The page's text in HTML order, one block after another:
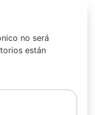
no será
están